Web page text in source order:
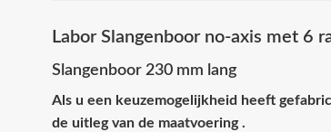
Labor Slangenboor no-axis met 6
Slangenboor 230 mm lang
Als u een keuzemogelijkheid heeft
de uitleg van de maatvoering .